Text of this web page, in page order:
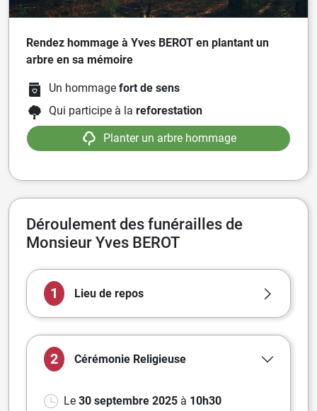
Rendez hommage à Yves BEROT en plantant un
arbre en sa mémoire
Un hommage fort de sens
Qui participe à la reforestation
Planter un arbre hommage
Déroulement des funérailles de
Monsieur Yves BEROT
1 Lieu de repos
2 Cérémonie Religieuse
Le 30 septembre 2025 à 10h30